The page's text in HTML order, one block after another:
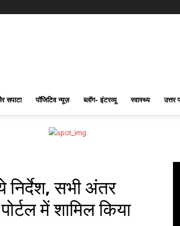
सपाटा पॉजिटिव न्यूज़ ब्लॉग- इंटरव्यू स्वास्थ्य उत्तर
निर्देश, सभी अंतर
में शामिल किया